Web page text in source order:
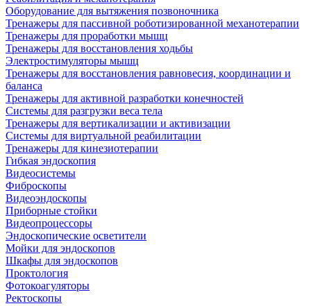
Оборудование для вытяжения позвоночника
Тренажеры для пассивной роботизированной механотерапии
Тренажеры для проработки мышц
Тренажеры для восстановления ходьбы
Электростимуляторы мышц
Тренажеры для восстановления равновесия, координации и
баланса
Тренажеры для активной разработки конечностей
Системы для разгрузки веса тела
Тренажеры для вертикализации и активизации
Системы для виртуальной реабилитации
Тренажеры для кинезиотерапии
Гибкая эндоскопия
Видеосистемы
Фиброскопы
Видеоэндоскопы
Приборные стойки
Видеопроцессоры
Эндоскопические осветители
Мойки для эндоскопов
Шкафы для эндоскопов
Проктология
Фотокоагуляторы
Ректоскопы